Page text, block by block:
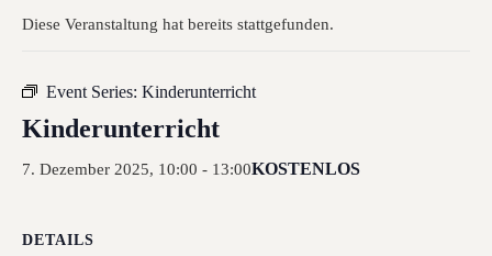
Diese Veranstaltung hat bereits stattgefunden.
Event Series: Kinderunterricht
Kinderunterricht
7. Dezember 2025, 10:00 - 13:00KOSTENLOS
DETAILS